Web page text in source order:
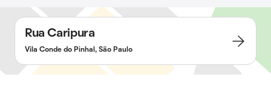
Rua Caripura
Vila Conde do Pinhal, São Paulo